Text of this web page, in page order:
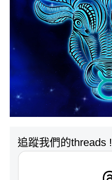
追蹤我們的threads